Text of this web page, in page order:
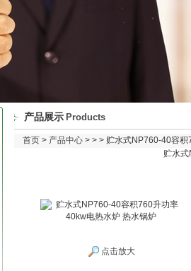
产品展示 Products
首页 > 产品中心 > > > 贮水式NP760-40容
贮水
点击放大